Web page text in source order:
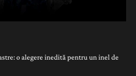
o alegere inedită pentru un inel de